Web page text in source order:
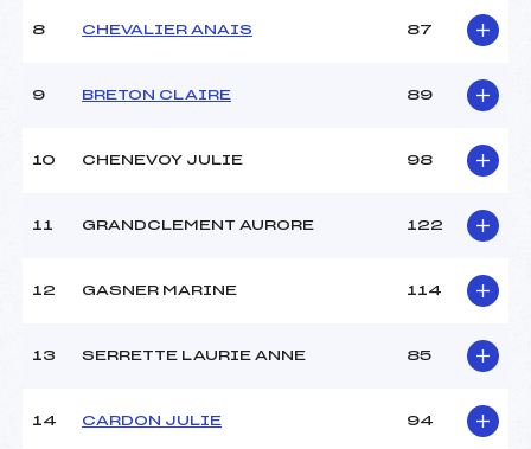
JEU/SEN
Style :
8 CHEVALIER ANAIS 87
9 BRETON CLAIRE 89
10 CHENEVOY JULIE 98
11 GRANDCLEMENT AURORE 122
12 GASNER MARINE 114
13 SERRETTE LAURIE ANNE 85
14 CARDON JULIE 94